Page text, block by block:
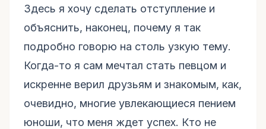
Здесь я хочу сделать отступление и
объяснить, наконец, почему я так
подробно говорю на столь узкую тему.
Когда-то я сам мечтал стать певцом и
искренне верил друзьям и знакомым, как,
очевидно, многие увлекающиеся пением
юноши, что меня ждет успех. Кто не